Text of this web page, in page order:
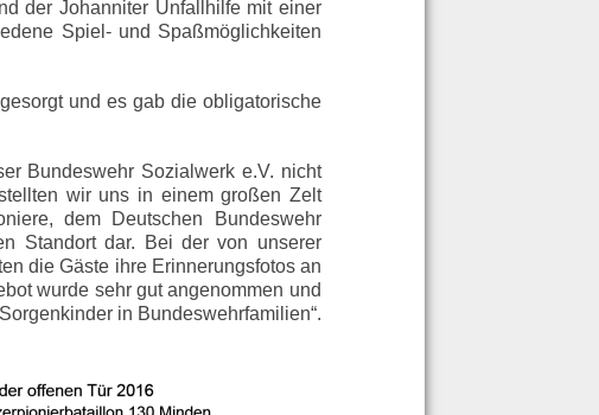
der Johanniter Unfallhilfe mit einer
Spiel- und Spaßmöglichkeiten
und es gab die obligatorische
Bundeswehr Sozialwerk e.V. nicht
wir uns in einem großen Zelt
dem Deutschen Bundeswehr
Standort dar. Bei der von unserer
die Gäste ihre Erinnerungsfotos an
wurde sehr gut angenommen und
in Bundeswehrfamilien“.